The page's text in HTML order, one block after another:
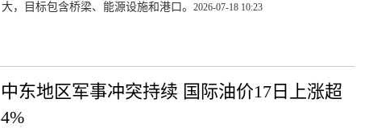
大，目标包含桥梁、能源设施和港口。 2026-07-18 10:23
中东地区军事冲突持续 国际油价17日上涨超
4%